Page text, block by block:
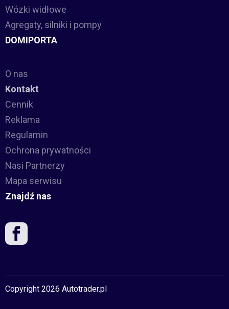
Wózki widłowe
Agregaty, silniki i pompy
DOMIPORTA
O nas
Kontakt
Cennik
Reklama
Regulamin
Ochrona prywatności
Nasi Partnerzy
Mapa serwisu
Znajdź nas
Copyright 2026 Autotrader.pl